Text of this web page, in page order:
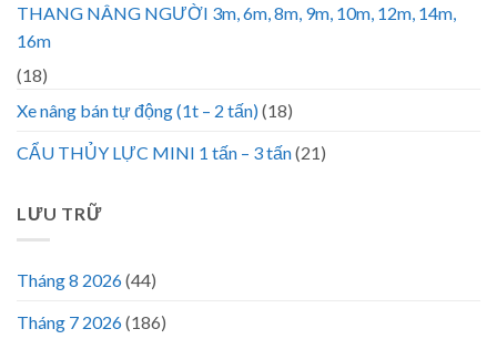
THANG NÂNG NGƯỜI 3m, 6m, 8m, 9m, 10m, 12m, 14m,
16m
(18)
Xe nâng bán tự động (1t – 2 tấn)(18)
CẨU THỦY LỰC MINI 1 tấn – 3 tấn(21)
LƯU TRỮ
Tháng 8 2026(44)
Tháng 7 2026(186)